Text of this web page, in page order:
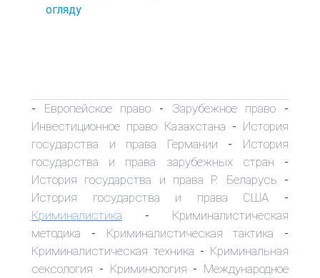
огляду
- Европейское право - Зарубежное право -
Инвестиционное право Казахстана - История
государства и права Германии - История
государства и права зарубежных стран -
История государства и права Р. Беларусь -
История государства и права США -
Криминалистика - Криминалистическая
методика - Криминалистическая тактика -
Криминалистическая техника - Криминальная
сексология - Криминология - Международное